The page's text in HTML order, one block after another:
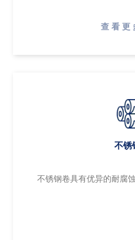
查看更
不锈
不锈钢卷具有优异的耐腐